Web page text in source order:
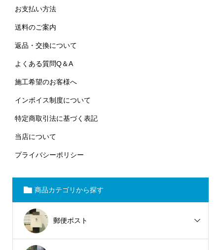
お支払い方法
送料のご案内
返品・交換について
よくある質問Q＆A
施工希望のお客様へ
インボイス制度について
特定商取引法に基づく表記
当店について
プライバシーポリシー
商品カテゴリから探す
郵便ポスト